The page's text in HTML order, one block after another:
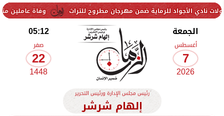
وفاة عاملين متأثرين للرماية ضمن مهرجان مطروح للتراث
الجمعة
أغسطس
7
2026
05:12
صفر
22
1448
رئيس مجلس الإدارة ورئيس التحرير
إلهام شرشر